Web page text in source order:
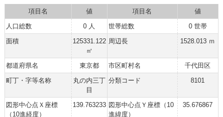
項目名 値 項目名
値
人口総数
0 人 世帯総数
0 世帯
面積
125331.122
㎡
周辺長 1528.013 ｍ
都道府県名 東京都 市区町村名
千代田区
町丁・字等名称
丸の内三丁
目
分類コード 8101
図形中心点Ｘ座標
（10進経度）
139.763233 図形中心点Ｙ座標（10
進緯度）
35.676867